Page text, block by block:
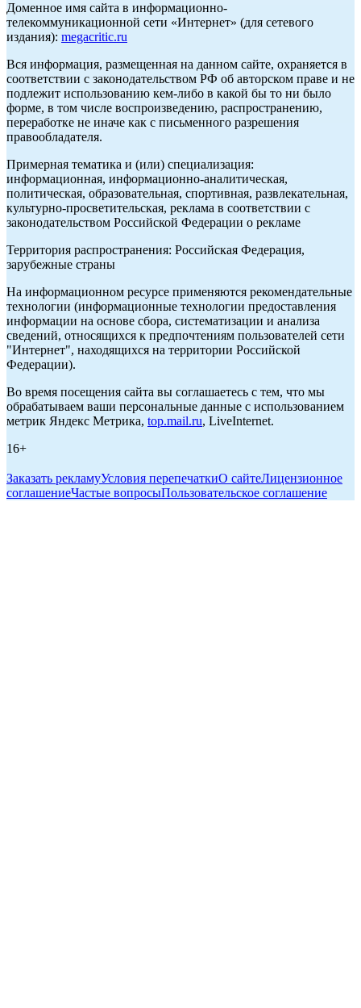
Доменное имя сайта в информационно-
телекоммуникационной сети «Интернет» (для сетевого
издания): megacritic.ru
Вся информация, размещенная на данном сайте, охраняется в
соответствии с законодательством РФ об авторском праве и не
подлежит использованию кем-либо в какой бы то ни было
форме, в том числе воспроизведению, распространению,
переработке не иначе как с письменного разрешения
правообладателя.
Примерная тематика и (или) специализация:
информационная, информационно-аналитическая,
политическая, образовательная, спортивная, развлекательная,
культурно-просветительская, реклама в соответствии с
законодательством Российской Федерации о рекламе
Территория распространения: Российская Федерация,
зарубежные страны
На информационном ресурсе применяются рекомендательные
технологии (информационные технологии предоставления
информации на основе сбора, систематизации и анализа
сведений, относящихся к предпочтениям пользователей сети
"Интернет", находящихся на территории Российской
Федерации).
Во время посещения сайта вы соглашаетесь с тем, что мы
обрабатываем ваши персональные данные с использованием
метрик Яндекс Метрика, top.mail.ru, LiveInternet.
16+
Заказать рекламуУсловия перепечаткиО сайтеЛицензионное
соглашениеЧастые вопросыПользовательское соглашение